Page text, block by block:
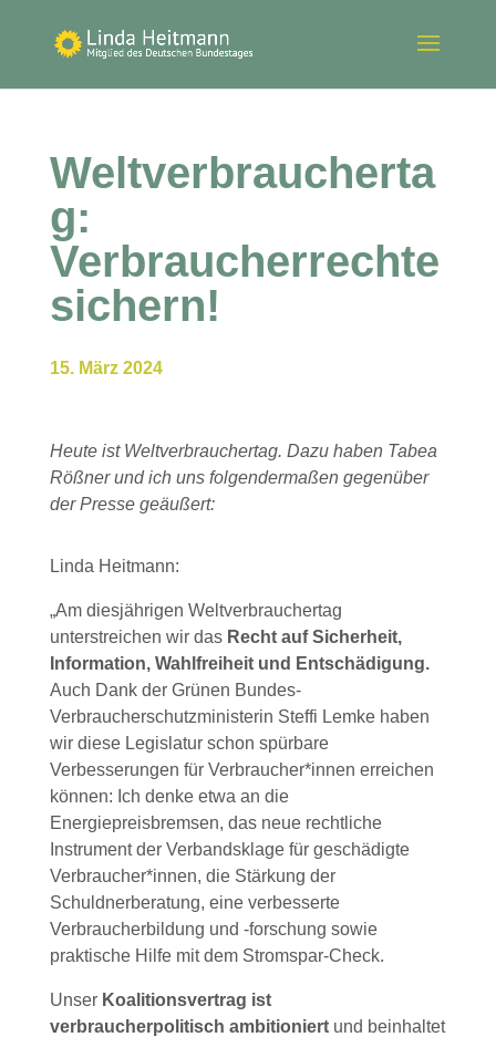
Weltverbraucherta
g:
Verbraucherrechte
sichern!
15. März 2024
Heute ist Weltverbrauchertag. Dazu haben Tabea
Rößner und ich uns folgendermaßen gegenüber
der Presse geäußert:
Linda Heitmann:
„Am diesjährigen Weltverbrauchertag
unterstreichen wir das Recht auf Sicherheit,
Information, Wahlfreiheit und Entschädigung.
Auch Dank der Grünen Bundes-
Verbraucherschutzministerin Steffi Lemke haben
wir diese Legislatur schon spürbare
Verbesserungen für Verbraucher*innen erreichen
können: Ich denke etwa an die
Energiepreisbremsen, das neue rechtliche
Instrument der Verbandsklage für geschädigte
Verbraucher*innen, die Stärkung der
Schuldnerberatung, eine verbesserte
Verbraucherbildung und -forschung sowie
praktische Hilfe mit dem Stromspar-Check.
Unser Koalitionsvertrag ist
verbraucherpolitisch ambitioniertund beinhaltet